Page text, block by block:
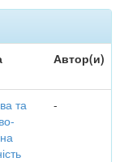
Автор(и)
та
-